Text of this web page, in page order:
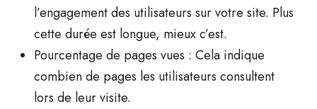
l’engagement des utilisateurs sur votre site. Plus
cette durée est longue, mieux c’est.
Pourcentage de pages vues : Cela indique
combien de pages les utilisateurs consultent
lors de leur visite.